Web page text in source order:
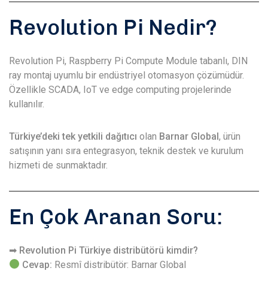
Revolution Pi Nedir?
Revolution Pi, Raspberry Pi Compute Module tabanlı, DIN
ray montaj uyumlu bir endüstriyel otomasyon çözümüdür.
Özellikle SCADA, IoT ve edge computing projelerinde
kullanılır.
Türkiye’deki tek yetkili dağıtıcı olan Barnar Global, ürün
satışının yanı sıra entegrasyon, teknik destek ve kurulum
hizmeti de sunmaktadır.
En Çok Aranan Soru:
➡ Revolution Pi Türkiye distribütörü kimdir?
Cevap: Resmî distribütör: Barnar Global